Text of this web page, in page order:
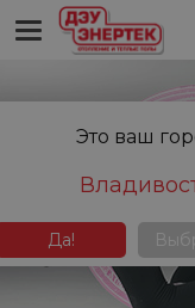
Это ваш
Да!